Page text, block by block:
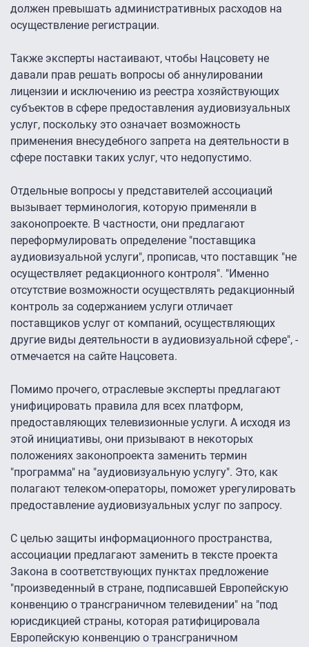
должен превышать административных расходов на
осуществление регистрации.
Также эксперты настаивают, чтобы Нацсовету не
давали прав решать вопросы об аннулировании
лицензии и исключению из реестра хозяйствующих
субъектов в сфере предоставления аудиовизуальных
услуг, поскольку это означает возможность
применения внесудебного запрета на деятельности в
сфере поставки таких услуг, что недопустимо.
Отдельные вопросы у представителей ассоциаций
вызывает терминология, которую применяли в
законопроекте. В частности, они предлагают
переформулировать определение "поставщика
аудиовизуальной услуги", прописав, что поставщик "не
осуществляет редакционного контроля". "Именно
отсутствие возможности осуществлять редакционный
контроль за содержанием услуги отличает
поставщиков услуг от компаний, осуществляющих
другие виды деятельности в аудиовизуальной сфере", -
отмечается на сайте Нацсовета.
Помимо прочего, отраслевые эксперты предлагают
унифицировать правила для всех платформ,
предоставляющих телевизионные услуги. А исходя из
этой инициативы, они призывают в некоторых
положениях законопроекта заменить термин
"программа" на "аудиовизуальную услугу". Это, как
полагают телеком-операторы, поможет урегулировать
предоставление аудиовизуальных услуг по запросу.
С целью защиты информационного пространства,
ассоциации предлагают заменить в тексте проекта
Закона в соответствующих пунктах предложение
"произведенный в стране, подписавшей Европейскую
конвенцию о трансграничном телевидении" на "под
юрисдикцией страны, которая ратифицировала
Европейскую конвенцию о трансграничном